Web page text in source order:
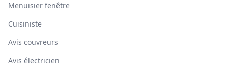
Menuisier fenêtre
Cuisiniste
Avis couvreurs
Avis électricien